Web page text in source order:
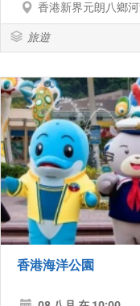
香港新界元朗八鄉
旅遊
香港海洋公園